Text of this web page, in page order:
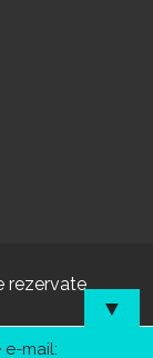
rezervate
▼
mail: